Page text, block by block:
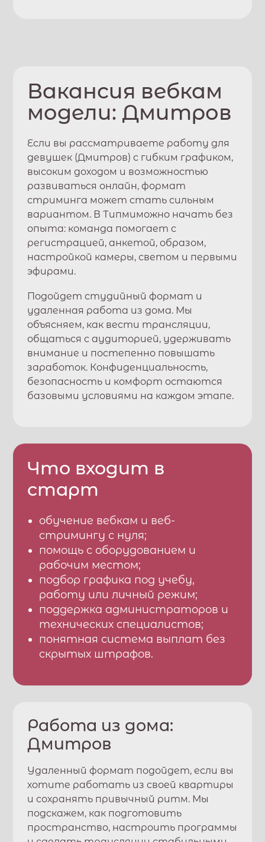
Вакансия вебкам
модели: Дмитров
Если вы рассматриваете работу для
девушек (Дмитров) с гибким графиком,
высоким доходом и возможностью
развиваться онлайн, формат
стриминга может стать сильным
вариантом. ВТипмиможно начать без
опыта: команда помогает с
регистрацией, анкетой, образом,
настройкой камеры, светом и первыми
эфирами.
Подойдет студийный формат и
удаленная работа из дома. Мы
объясняем, как вести трансляции,
общаться с аудиторией, удерживать
внимание и постепенно повышать
заработок. Конфиденциальность,
безопасность и комфорт остаются
базовыми условиями на каждом этапе.
Что входит в
старт
обучение вебкам и веб-
стримингу с нуля;
помощь с оборудованием и
рабочим местом;
подбор графика под учебу,
работу или личный режим;
поддержка администраторов и
технических специалистов;
понятная система выплат без
скрытых штрафов.
Работа из дома:
Дмитров
Удаленный формат подойдет, если вы
хотите работать из своей квартиры
и сохранять привычный ритм. Мы
подскажем, как подготовить
пространство, настроить программы